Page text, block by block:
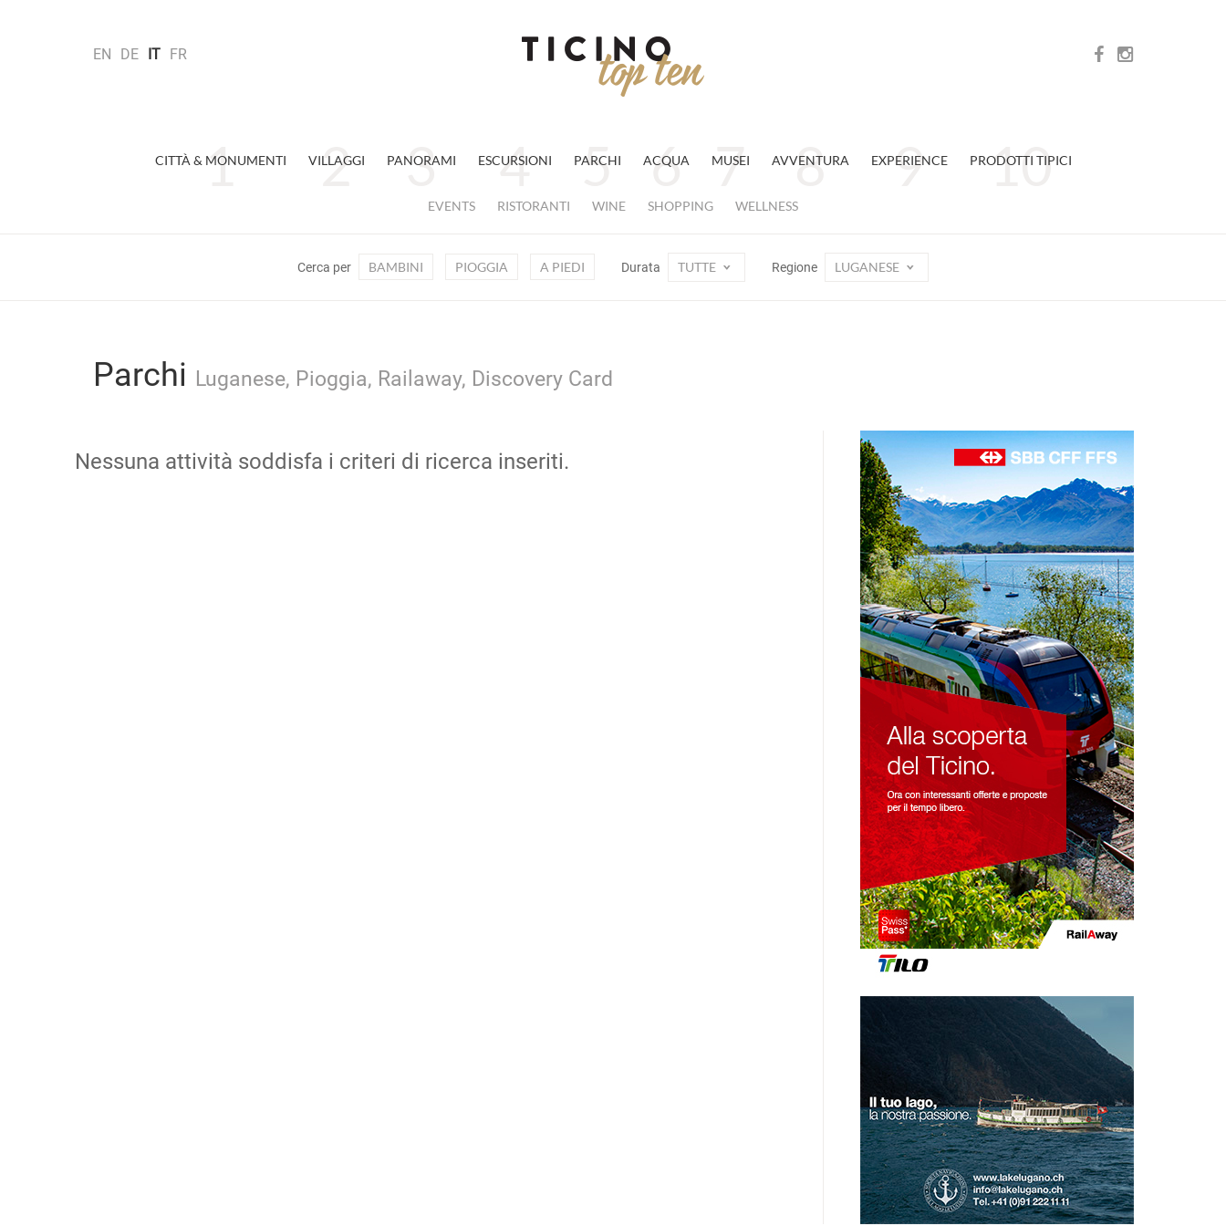
EN DE IT FR
CITTÀ & MONUMENTI VILLAGGI PANORAMI ESCURSIONI PARCHI ACQUA MUSEI AVVENTURA EXPERIENCE PRODOTTI TIPICI
EVENTS RISTORANTI WINE SHOPPING WELLNESS
Cerca per BAMBINI PIOGGIA A PIEDI Durata TUTTE Regione LUGANESE
Parchi Luganese, Pioggia, Railaway, Discovery Card
Nessuna attività soddisfa i criteri di ricerca inseriti.